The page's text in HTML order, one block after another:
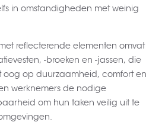
in omstandigheden met weinig
reflecterende elementen omvat
-broeken en -jassen, die
oog op duurzaamheid, comfort en
werknemers de nodige
om hun taken veilig uit te